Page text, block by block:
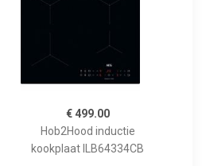
€ 499.00
Hob2Hood inductie
kookplaat ILB64334CB